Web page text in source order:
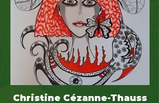
Christine Cézanne-Thauss